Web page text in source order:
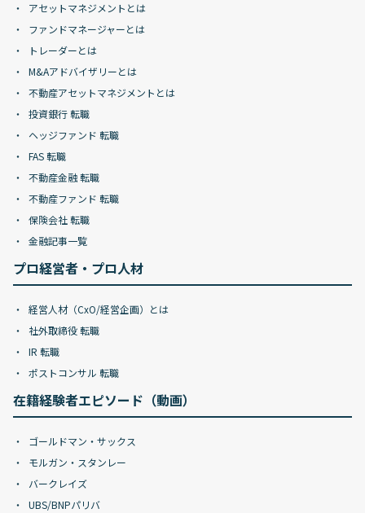
アセットマネジメントとは
ファンドマネージャーとは
トレーダーとは
M&Aアドバイザリーとは
不動産アセットマネジメントとは
投資銀行 転職
ヘッジファンド 転職
FAS 転職
不動産金融 転職
不動産ファンド 転職
保険会社 転職
金融記事一覧
プロ経営者・プロ人材
経営人材（CxO/経営企画）とは
社外取締役 転職
IR 転職
ポストコンサル 転職
在籍経験者エピソード（動画）
ゴールドマン・サックス
モルガン・スタンレー
バークレイズ
UBS/BNPパリバ